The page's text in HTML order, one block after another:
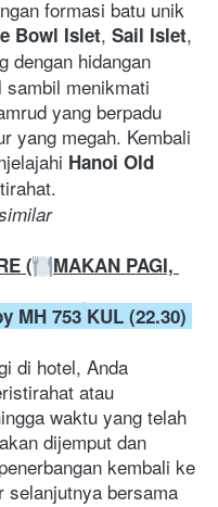
formasi batu unik
Bowl Islet, Sail Islet,
dengan hidangan
menikmati
yang berpadu
yang megah. Kembali
Hanoi Old
(
MAKAN PAGI,
MH 753 KUL (22.30)
di hotel, Anda
atau
waktu yang telah
dijemput dan
kembali ke